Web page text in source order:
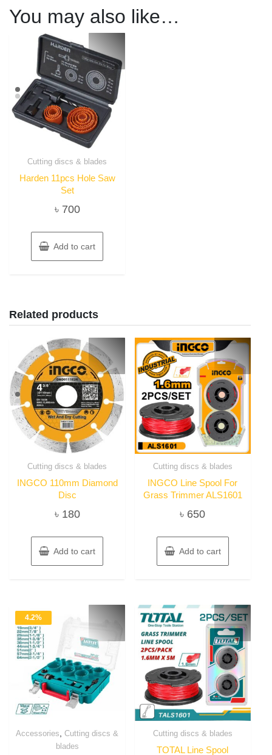
You may also like…
Cutting discs & blades
Harden 11pcs Hole Saw
Set
৳ 700
Add to cart
Related products
Cutting discs & blades
INGCO 110mm Diamond
Disc
৳ 180
Add to cart
Cutting discs & blades
INGCO Line Spool For
Grass Trimmer ALS1601
৳ 650
Add to cart
4.2%
Accessories ,Cutting discs &
blades
Cutting discs & blades
TOTAL Line Spool